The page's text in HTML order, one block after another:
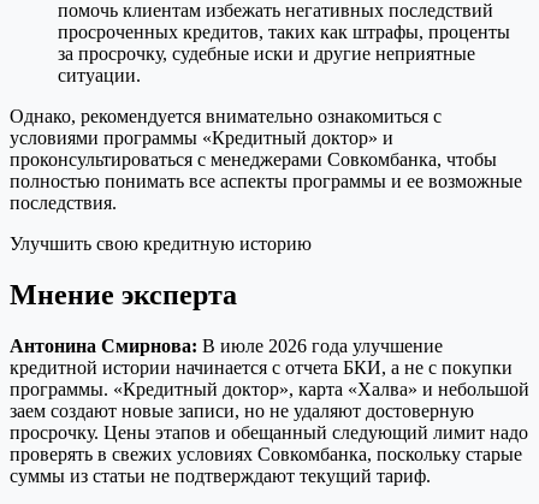
помочь клиентам избежать негативных последствий
просроченных кредитов, таких как штрафы, проценты
за просрочку, судебные иски и другие неприятные
ситуации.
Однако, рекомендуется внимательно ознакомиться с
условиями программы «Кредитный доктор» и
проконсультироваться с менеджерами Совкомбанка, чтобы
полностью понимать все аспекты программы и ее возможные
последствия.
Улучшить свою кредитную историю
Мнение эксперта
Антонина Смирнова: В июле 2026 года улучшение
кредитной истории начинается с отчета БКИ, а не с покупки
программы. «Кредитный доктор», карта «Халва» и небольшой
заем создают новые записи, но не удаляют достоверную
просрочку. Цены этапов и обещанный следующий лимит надо
проверять в свежих условиях Совкомбанка, поскольку старые
суммы из статьи не подтверждают текущий тариф.